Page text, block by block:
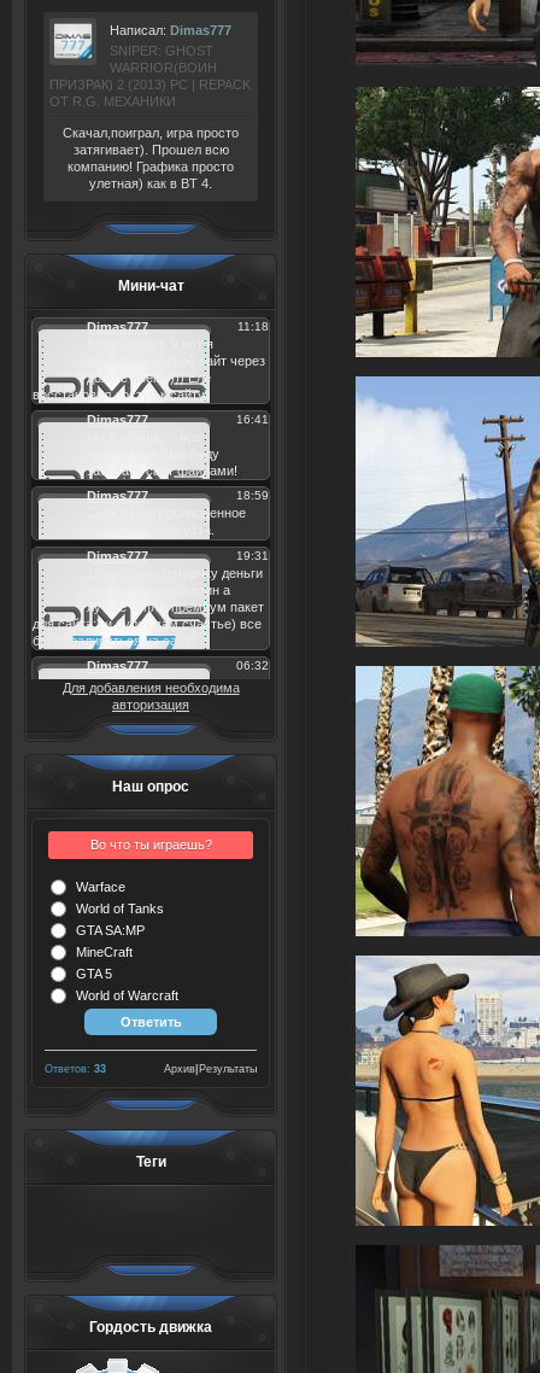
Написал: Dimas777
SNIPER: GHOST
WARRIOR(ВОИН
ПРИЗРАК) 2 (2013) РС | REPACK
ОТ R.G. МЕХАНИКИ
Скачал,поиграл, игра просто
затягивает). Прошел всю
компанию! Графика просто
улетная) как в BT 4.
Мини-чат
Для добавления необходима
авторизация
Наш опрос
Во что ты играешь?
Warface
World of Tanks
GTA SA:MP
MineCraft
GTA 5
World of Warcraft
Ответов: 33 Результаты
Архив
Теги
Гордость движка